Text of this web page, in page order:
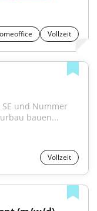
Vollzeit
SE und Nummer
bauen...
Vollzeit